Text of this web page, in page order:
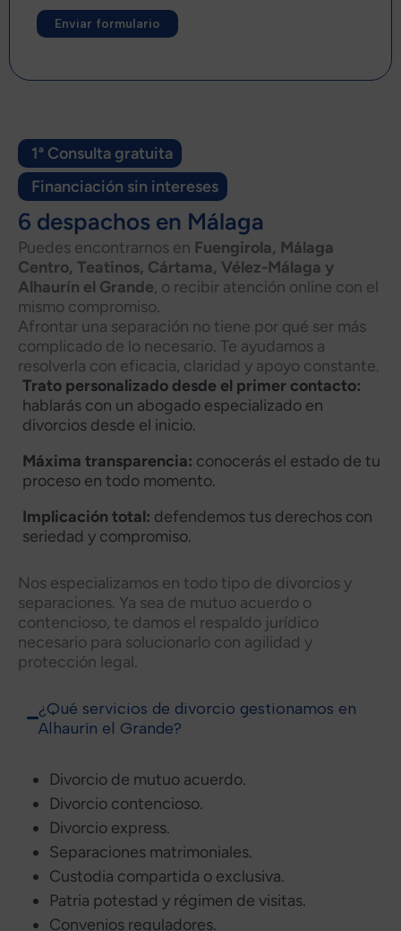
1ª Consulta gratuita
Financiación sin intereses
6 despachos en Málaga
Puedes encontrarnos en Fuengirola, Málaga
Centro, Teatinos, Cártama, Vélez-Málaga y
Alhaurín el Grande, o recibir atención online con el
mismo compromiso.
Afrontar una separación no tiene por qué ser más
complicado de lo necesario. Te ayudamos a
resolverla con eficacia, claridad y apoyo constante.
Trato personalizado desde el primer contacto:
hablarás con un abogado especializado en
divorcios desde el inicio.
Máxima transparencia: conocerás el estado de tu
proceso en todo momento.
Implicación total: defendemos tus derechos con
seriedad y compromiso.
Nos especializamos en todo tipo de divorcios y
separaciones. Ya sea de mutuo acuerdo o
contencioso, te damos el respaldo jurídico
necesario para solucionarlo con agilidad y
protección legal.
¿Qué servicios de divorcio gestionamos en
Alhaurín el Grande?
Divorcio de mutuo acuerdo.
Divorcio contencioso.
Divorcio express.
Separaciones matrimoniales.
Custodia compartida o exclusiva.
Patria potestad y régimen de visitas.
Convenios reguladores.